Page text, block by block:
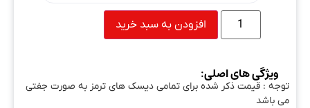
افزودن به سبد خرید
ویژگی های اصلی:
توجه : قیمت ذکر شده برای تمامی دیسک های ترمز به صورت جفتی
می باشد